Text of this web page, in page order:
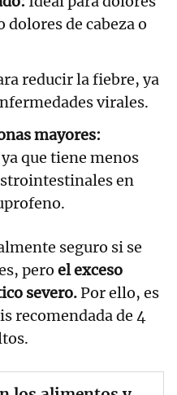
de cabeza o
reducir la fiebre, ya
virales.
mayores:
que tiene menos
en
seguro si se
pero el exceso
severo.Por ello, es
recomendada de 4